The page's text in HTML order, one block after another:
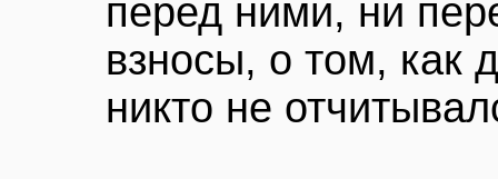
перед ними, ни
взносы, о том, как
никто не